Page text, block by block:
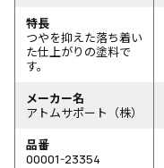
特長
つやを抑えた落ち着い
た仕上がりの塗料で
す。
メーカー名
アトムサポート（株）
品番
00001-23354